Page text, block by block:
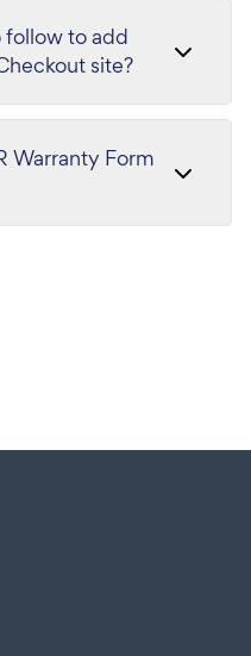
follow to add
site?
Warranty Form